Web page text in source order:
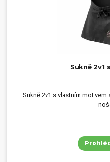
Sukně 2v1
Sukně 2v1 s vlastním motivem